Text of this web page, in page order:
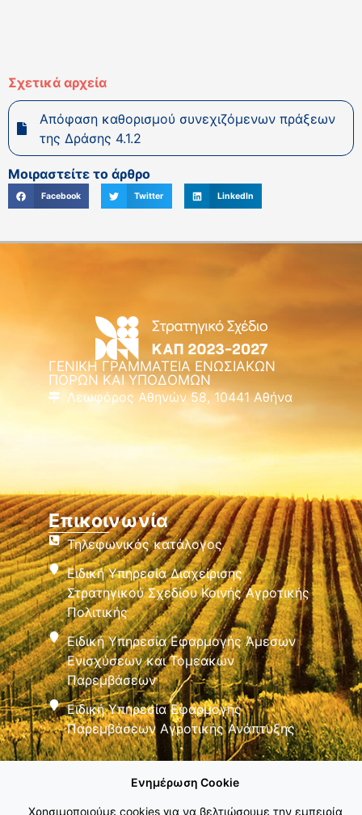
Σχετικά αρχεία
Απόφαση καθορισμού συνεχιζόμενων πράξεων
της Δράσης 4.1.2
Μοιραστείτε το άρθρο
Facebook Twitter LinkedIn
ΓΕΝΙΚΗ ΓΡΑΜΜΑΤΕΙΑ ΕΝΩΣΙΑΚΩΝ
ΠΟΡΩΝ ΚΑΙ ΥΠΟΔΟΜΩΝ
Λεωφόρος Αθηνών 58, 10441 Αθήνα
Επικοινωνία
Τηλεφωνικός κατάλογος
Ειδική Υπηρεσία Διαχείρισης
Στρατηγικού Σχεδίου Κοινής Αγροτικής
Πολιτικής
Ειδική Υπηρεσία Εφαρμογής Άμεσων
Ενισχύσεων και Τομεακών
Παρεμβάσεων
Ειδική Υπηρεσία Εφαρμογής
Παρεμβάσεων Αγροτικής Ανάπτυξης
Ενημέρωση Cookie
Χρησιμοποιούμε cookies για να βελτιώσουμε την εμπειρία